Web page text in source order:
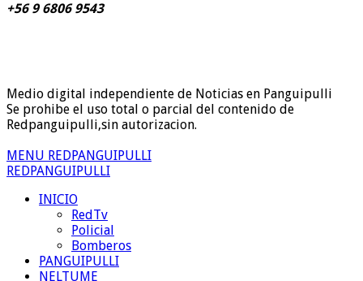
+56 9 6806 9543
Medio digital independiente de Noticias en Panguipulli
Se prohibe el uso total o parcial del contenido de
Redpanguipulli,sin autorizacion.
MENU REDPANGUIPULLI
REDPANGUIPULLI
INICIO
RedTv
Policial
Bomberos
PANGUIPULLI
NELTUME